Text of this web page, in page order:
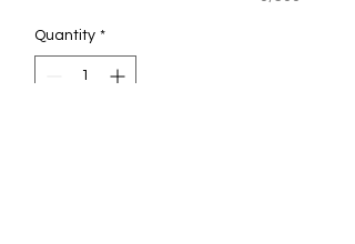
Quantity *